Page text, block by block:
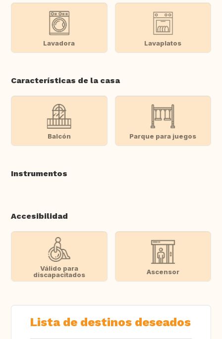
Lavadora Lavaplatos
Características de la casa
Balcón Parque para juegos
Instrumentos
Accesibilidad
Válido para
discapacitados
Ascensor
Lista de destinos deseados